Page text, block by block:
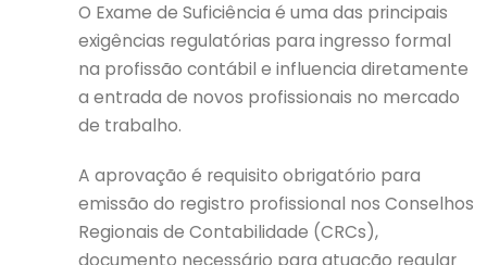
O Exame de Suficiência é uma das principais
exigências regulatórias para ingresso formal
na profissão contábil e influencia diretamente
a entrada de novos profissionais no mercado
de trabalho.
A aprovação é requisito obrigatório para
emissão do registro profissional nos Conselhos
Regionais de Contabilidade (CRCs),